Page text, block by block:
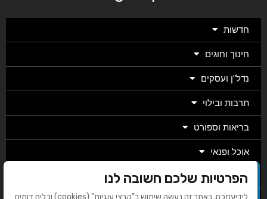
חדשות
חינוך וחוגים
נדל"ן ועסקים
תרבות ובילוי
בריאות וספורט
אוכל ופנאי
מגזין
הפרטיות שלכם חשובה לנו
לידיעתכם, באתר זה נעשה שימוש ב"קבצי עוגיות" (cookies) וכלים דומים